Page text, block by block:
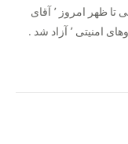
با وجود ادامه یافتن موج حملات نیروهای امنیتی تا ظهر امروز ٬ آقای
٬ آزاد شد .